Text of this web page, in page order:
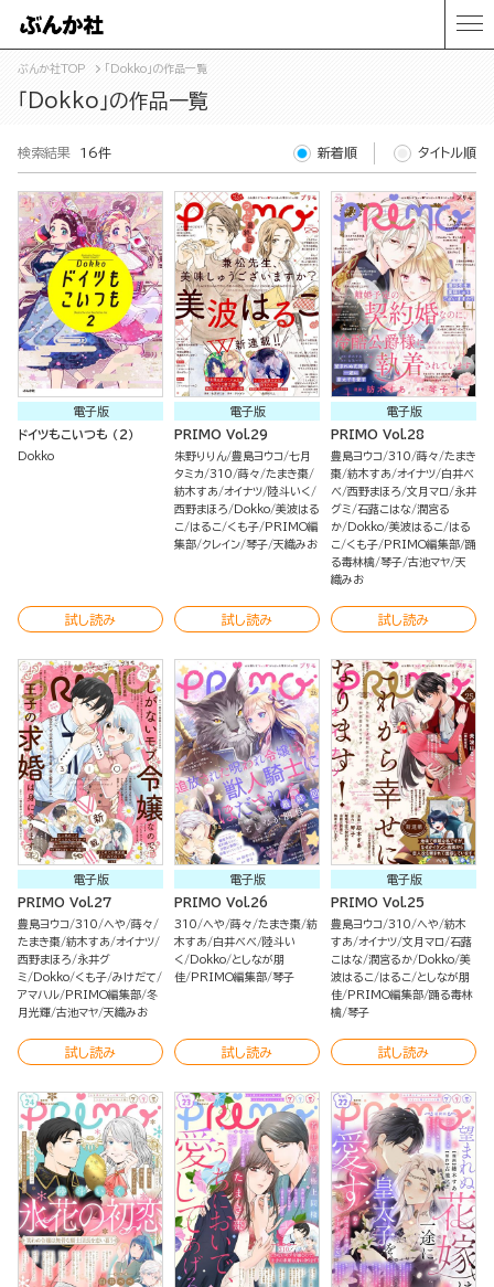
ぶんか社TOP 「Dokko」の作品一覧
「Dokko」の作品一覧
検索結果 16件 新着順 タイトル順
電子版
ドイツもこいつも （2）
Dokko
試し読み
電子版
PRIMO Vol.29
朱野りりん 豊島ヨウコ 七月
タミカ 310 蒔々 たまき棗
紡木すあ オイナツ 陸斗いく
西野まほろ
Dokko 美波はる
こ
はるこ くも子
PRIMO編
集部 クレイン 琴子 天織みお
試し読み
電子版
PRIMO Vol.28
豊島ヨウコ 310 蒔々 たまき
棗 紡木すあ オイナツ 白井べ
べ 西野まほろ 文月マロ
永井
グミ 石蕗こはな 潤宮る
か
Dokko 美波はるこ
はる
こ
くも子 PRIMO編集部 踊
る毒林檎 琴子 古池マヤ 天
織みお
試し読み
電子版
PRIMO Vol.27
豊島ヨウコ 310 へや 蒔々
たまき棗 紡木すあ オイナツ
西野まほろ
永井グ
ミ
Dokko くも子 みけだて
アマハル
PRIMO編集部 冬
月光輝 古池マヤ 天織みお
試し読み
電子版
PRIMO Vol.26
310 へや 蒔々 たまき棗 紡
木すあ
白井べべ
陸斗い
く
Dokko としなが朋
佳
PRIMO編集部 琴子
試し読み
電子版
PRIMO Vol.25
豊島ヨウコ 310 へや 紡木
すあ オイナツ 文月マロ 石蕗
こはな 潤宮るか Dokko 美
波はるこ
はるこ
としなが朋
佳
PRIMO編集部 踊る毒林
檎 琴子
試し読み